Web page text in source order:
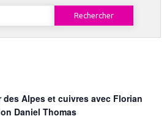
des Alpes et cuivres avec Florian
Daniel Thomas